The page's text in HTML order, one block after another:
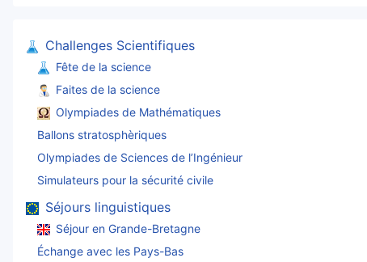
Challenges Scientifiques
Fête de la science
Faites de la science
Olympiades de Mathématiques
Ballons stratosphèriques
Olympiades de Sciences de l’Ingénieur
Simulateurs pour la sécurité civile
Séjours linguistiques
Séjour en Grande-Bretagne
Échange avec les Pays-Bas